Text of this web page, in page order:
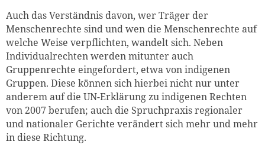
Auch das Verständnis davon, wer Träger der
Menschenrechte sind und wen die Menschenrechte auf
welche Weise verpflichten, wandelt sich. Neben
Individualrechten werden mitunter auch
Gruppenrechte eingefordert, etwa von indigenen
Gruppen. Diese können sich hierbei nicht nur unter
anderem auf die UN-Erklärung zu indigenen Rechten
von 2007 berufen; auch die Spruchpraxis regionaler
und nationaler Gerichte verändert sich mehr und mehr
in diese Richtung.